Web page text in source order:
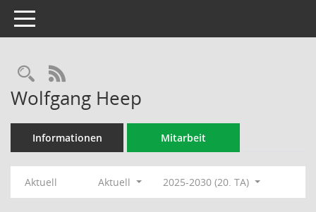
Toggle navigation
Rechercheauswahl
RSS-Feed
Wolfgang Heep
Informationen Mitarbeit
Aktuell Aktuell 2025-2030 (20. TA)